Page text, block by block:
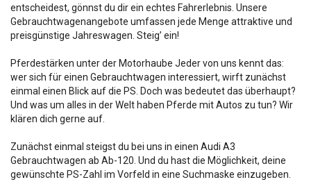
entscheidest, gönnst du dir ein echtes Fahrerlebnis. Unsere
Gebrauchtwagenangebote umfassen jede Menge attraktive und
preisgünstige Jahreswagen. Steig’ ein!
Pferdestärken unter der Motorhaube Jeder von uns kennt das:
wer sich für einen Gebrauchtwagen interessiert, wirft zunächst
einmal einen Blick auf die PS. Doch was bedeutet das überhaupt?
Und was um alles in der Welt haben Pferde mit Autos zu tun? Wir
klären dich gerne auf.
Zunächst einmal steigst du bei uns in einen Audi A3
Gebrauchtwagen ab Ab-120. Und du hast die Möglichkeit, deine
gewünschte PS-Zahl im Vorfeld in eine Suchmaske einzugeben.